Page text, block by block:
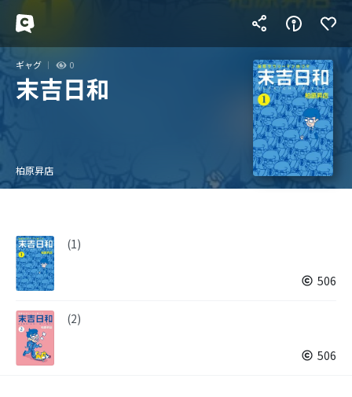
ギャグ 0
末吉日和
柏原昇店
(1)
506
(2)
506